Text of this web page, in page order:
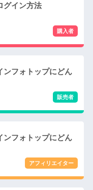
イン方法
ンフォトップにどん
ンフォトップにどん